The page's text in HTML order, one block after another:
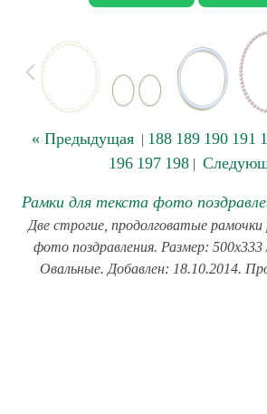
« Предыдущая| 188 189 190 191
196 197 198 |
Рамки для текста фото
Две строгие, продолговатые
фото поздравления. Размер:
Овальные. Добавлен: 18.10.2014.